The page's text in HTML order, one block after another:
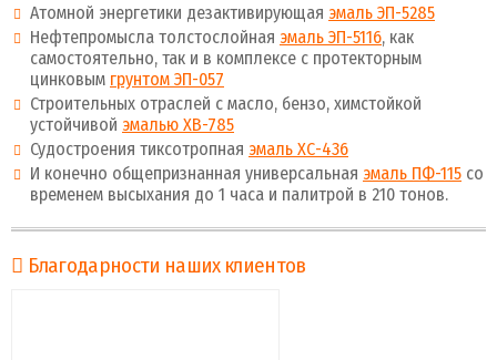
Атомной энергетики дезактивирующая эмаль ЭП-5285
Нефтепромысла толстослойная эмаль ЭП-5116, как
самостоятельно, так и в комплексе с протекторным
цинковым грунтом ЭП-057
Строительных отраслей с масло, бензо, химстойкой
устойчивой эмалью ХВ-785
Судостроения тиксотропная эмаль ХС-436
И конечно общепризнанная универсальная эмаль ПФ-115 со
временем высыхания до 1 часа и палитрой в 210 тонов.
Благодарности наших клиентов